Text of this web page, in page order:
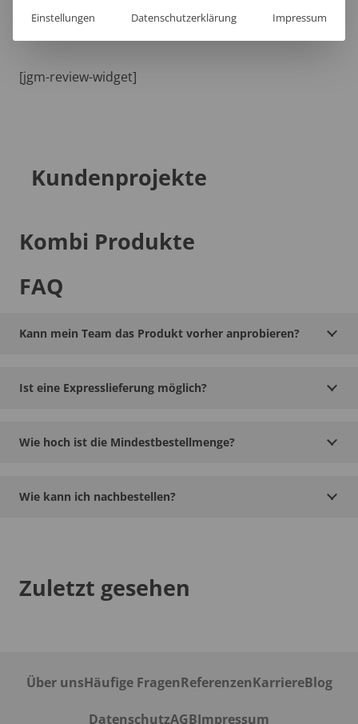
[jgm-review-widget]
Kundenprojekte
Kombi Produkte
FAQ
Kann mein Team das Produkt vorher anprobieren?
Ist eine Expresslieferung möglich?
Wie hoch ist die Mindestbestellmenge?
Wie kann ich nachbestellen?
Zuletzt gesehen
Über unsHäufige FragenReferenzenKarriereBlog
DatenschutzAGBImpressum
Einstellungen Datenschutzerklärung Impressum